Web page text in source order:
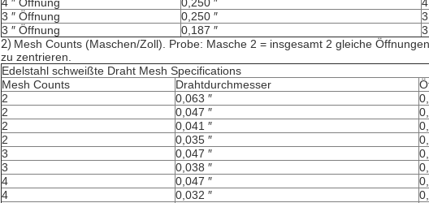
3 ″ Öffnung
0,250 ″
3 ″ Öffnung
0,187 ″
2) Mesh Counts (Maschen/Zoll). Probe: Masche 2 = insgesamt 2 gleiche
zu zentrieren.
Edelstahl schweißte Draht Mesh Specifications
Mesh Counts
Drahtdurchmesser
2
0,063 ″
2
0,047 ″
2
0,041 ″
2
0,035 ″
3
0,047 ″
3
0,038 ″
4
0,047 ″
4
0,032 ″